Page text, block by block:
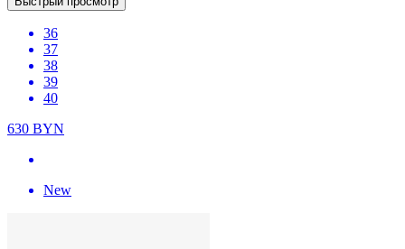
36
37
38
39
40
630 BYN
New